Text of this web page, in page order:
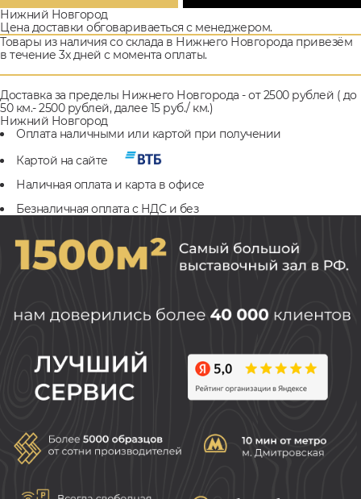
Нижний Новгород
Цена доставки обговариваеться с менеджером.
Товары из наличия со склада в Нижнего Новгорода привезём
в течение 3х дней с момента оплаты.
Доставка за пределы Нижнего Новгорода - от 2500 рублей ( до
50 км.- 2500 рублей, далее 15 руб./ км.)
Нижний Новгород
Оплата наличными или картой при получении
Картой на сайте
Наличная оплата и карта в офисе
Безналичная оплата с НДС и без